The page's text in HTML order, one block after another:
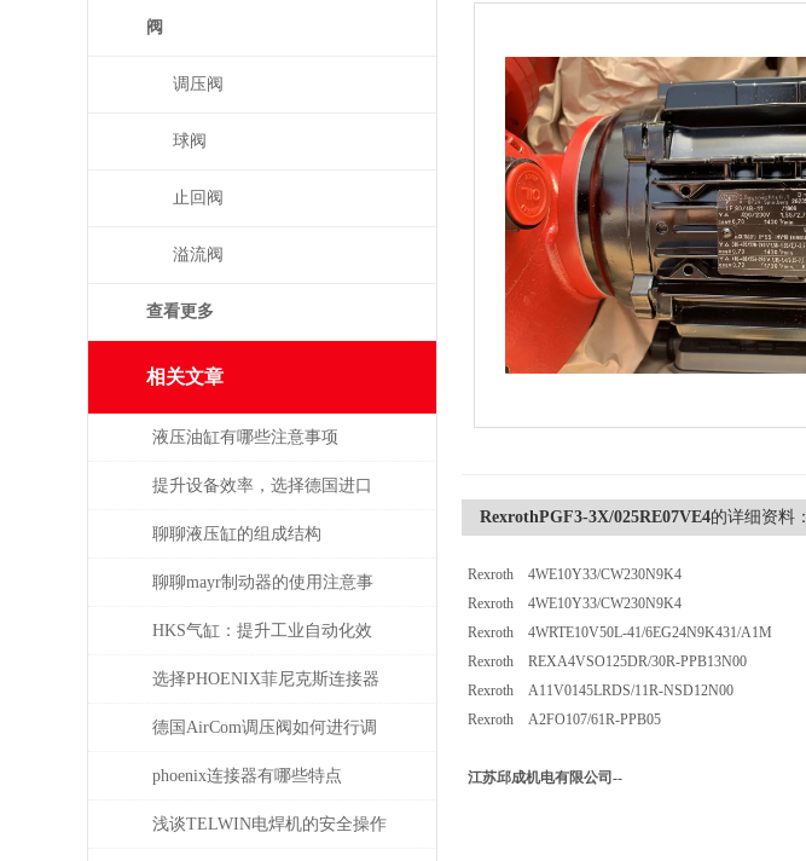
阀
调压阀
球阀
止回阀
溢流阀
查看更多
相关文章
液压油缸有哪些注意事项
提升设备效率，选择德国进口
SPECK泵备件
聊聊液压缸的组成结构
聊聊mayr制动器的使用注意事
项
HKS气缸：提升工业自动化效
率的关键组件
选择PHOENIX菲尼克斯连接器
时需考虑哪些问题？
德国AirCom调压阀如何进行调
压，一分钟了解！
phoenix连接器有哪些特点
浅谈TELWIN电焊机的安全操作
RexrothPGF3-3X/025RE07VE4的详细资料：
Rexroth 4WE10Y33/CW230N9K4
Rexroth 4WE10Y33/CW230N9K4
Rexroth 4WRTE10V50L-41/6EG24N9K431/A1M
Rexroth REXA4VSO125DR/30R-PPB13N00
Rexroth A11V0145LRDS/11R-NSD12N00
Rexroth A2FO107/61R-PPB05
江苏邱成机电有限公司--